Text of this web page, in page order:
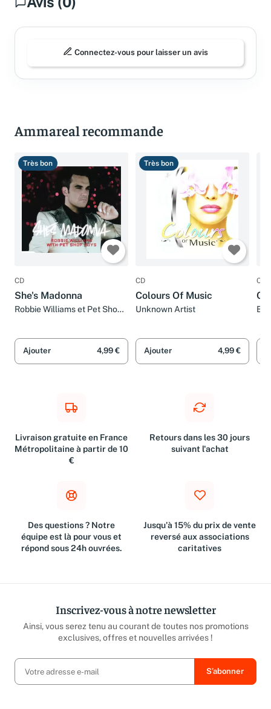
Connectez-vous pour laisser un avis
Ammareal recommande
Très bon
CD
She's Madonna
Robbie Williams et Pet Shop
Ajouter 4,99 €
Très bon
CD
Colours Of Music
Unknown Artist
Ajouter 4,99 €
CD
Livraison gratuite en France
Métropolitaine à partir de 10
€
Retours dans les 30 jours
suivant l'achat
Des questions ? Notre
équipe est là pour vous et
répond sous 24h ouvrées.
Jusqu'à 15% du prix de vente
reversé aux associations
caritatives
Inscrivez-vous à notre newsletter
Ainsi, vous serez tenu au courant de toutes nos promotions
exclusives, offres et nouvelles arrivées !